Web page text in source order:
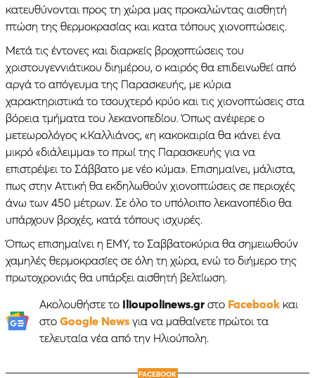
κατευθύνονται προς τη χώρα μας προκαλώντας αισθητή
πτώση της θερμοκρασίας και κατα τόπους χιονοπτώσεις.
Μετά τις έντονες και διαρκείς βροχοπτώσεις του
χριστουγεννιάτικου διημέρου, ο καιρός θα επιδεινωθεί από
αργά το απόγευμα της Παρασκευής, με κύρια
χαρακτηριστικά το τσουχτερό κρύο και τις χιονοπτώσεις στα
βόρεια τμήματα του λεκανοπεδίου. Όπως ανέφερε ο
μετεωρολόγος κ.Καλλιάνος, «η κακοκαιρία θα κάνει ένα
μικρό «διάλειμμα» το πρωί της Παρασκευής για να
επιστρέψει το Σάββατο με νέο κύμα». Επισημαίνει, μάλιστα,
πως στην Αττική θα εκδηλωθούν χιονοπτώσεις σε περιοχές
άνω των 450 μέτρων. Σε όλο το υπόλοιπο λεκανοπέδιο θα
υπάρχουν βροχές, κατά τόπους ισχυρές.
Όπως επισημαίνει η ΕΜΥ, το Σαββατοκύρια θα σημειωθούν
χαμηλές θερμοκρασίες σε όλη τη χώρα, ενώ το διήμερο της
πρωτοχρονιάς θα υπάρξει αισθητή βελτίωση.
Ακολουθήστε το Ilioupolinews.grστο Facebookκαι
στο Google Newsγια να μαθαίνετε πρώτοι τα
τελευταία νέα από την Ηλιούπολη.
FACEBOOK